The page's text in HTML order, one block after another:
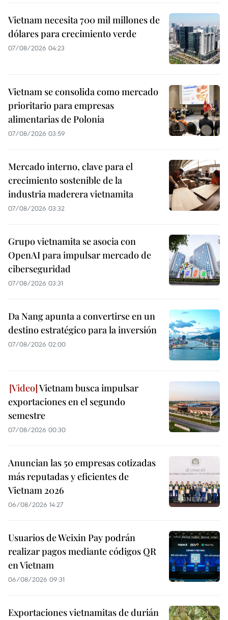
Vietnam necesita 700 mil millones de
dólares para crecimiento verde
07/08/2026 04:23
Vietnam se consolida como mercado
prioritario para empresas
alimentarias de Polonia
07/08/2026 03:59
Mercado interno, clave para el
crecimiento sostenible de la
industria maderera vietnamita
07/08/2026 03:32
Grupo vietnamita se asocia con
OpenAI para impulsar mercado de
ciberseguridad
07/08/2026 03:31
Da Nang apunta a convertirse en un
destino estratégico para la inversión
07/08/2026 02:00
Vietnam busca impulsar
exportaciones en el segundo
semestre
07/08/2026 00:30
Anuncian las 50 empresas cotizadas
más reputadas y eficientes de
Vietnam 2026
06/08/2026 14:27
Usuarios de Weixin Pay podrán
realizar pagos mediante códigos QR
en Vietnam
06/08/2026 09:31
Exportaciones vietnamitas de durián